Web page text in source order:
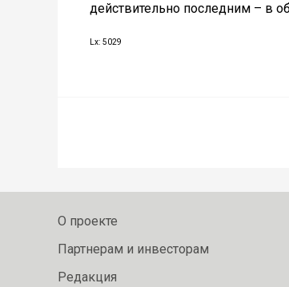
действительно последним – в
Lx: 5029
О проекте
Партнерам и инвесторам
Редакция